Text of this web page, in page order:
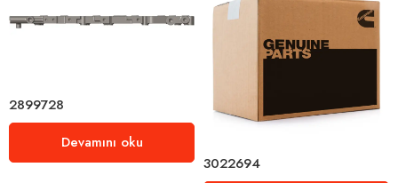
2899728
Devamını oku
3022694